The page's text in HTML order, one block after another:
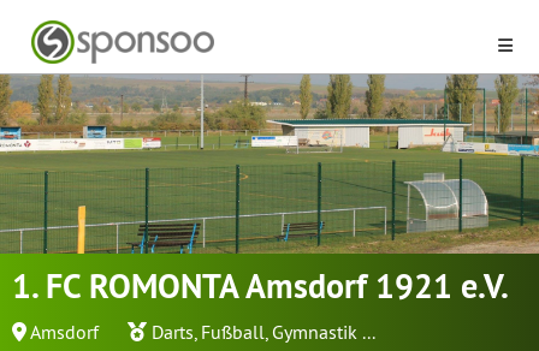
1. FC ROMONTA Amsdorf 1921 e.V.
Amsdorf Darts, Fußball, Gymnastik ...